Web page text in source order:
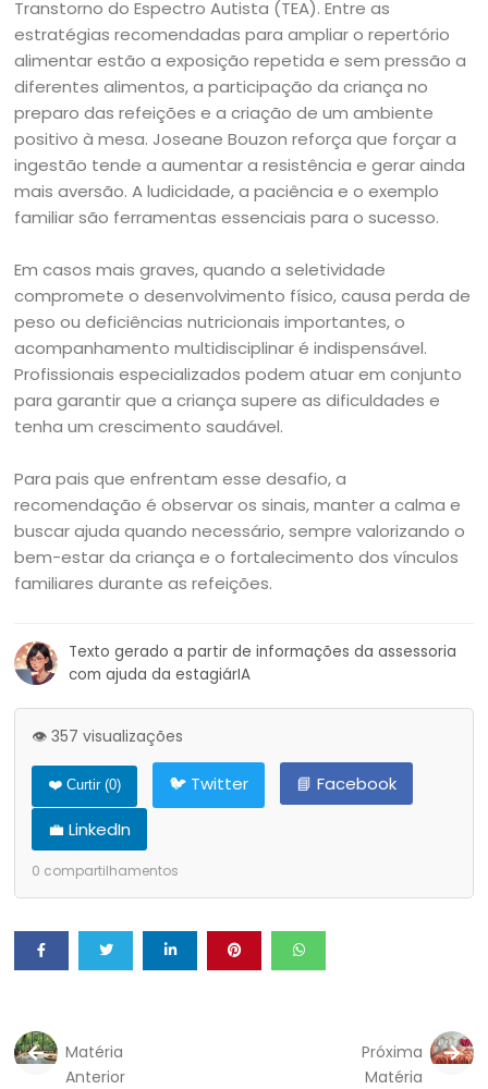
Transtorno do Espectro Autista (TEA). Entre as
estratégias recomendadas para ampliar o repertório
alimentar estão a exposição repetida e sem pressão a
diferentes alimentos, a participação da criança no
preparo das refeições e a criação de um ambiente
positivo à mesa. Joseane Bouzon reforça que forçar a
ingestão tende a aumentar a resistência e gerar ainda
mais aversão. A ludicidade, a paciência e o exemplo
familiar são ferramentas essenciais para o sucesso.
Em casos mais graves, quando a seletividade
compromete o desenvolvimento físico, causa perda de
peso ou deficiências nutricionais importantes, o
acompanhamento multidisciplinar é indispensável.
Profissionais especializados podem atuar em conjunto
para garantir que a criança supere as dificuldades e
tenha um crescimento saudável.
Para pais que enfrentam esse desafio, a
recomendação é observar os sinais, manter a calma e
buscar ajuda quando necessário, sempre valorizando o
bem-estar da criança e o fortalecimento dos vínculos
familiares durante as refeições.
Texto gerado a partir de informações da assessoria
com ajuda da estagiárIA
👁️ 357 visualizações
❤️ Curtir (0) 🐦 Twitter
📘 Facebook
💼 LinkedIn
0 compartilhamentos
Matéria
Anterior
Próxima
Matéria